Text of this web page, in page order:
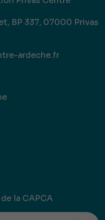
BP 337, 07000 Privas
ardeche.fr
la CAPCA